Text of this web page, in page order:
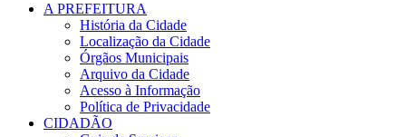
A PREFEITURA
História da Cidade
Localização da Cidade
Órgãos Municipais
Arquivo da Cidade
Acesso à Informação
Política de Privacidade
CIDADÃO